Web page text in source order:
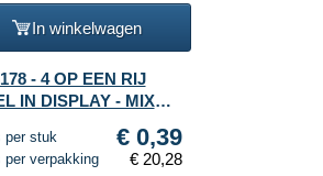
In winkelwagen
- 4 OP EEN RIJ
IN DISPLAY - MIX
per stuk € 0,39
per verpakking € 20,28